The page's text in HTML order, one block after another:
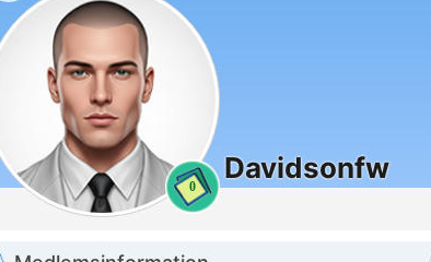
0
Davidsonfw